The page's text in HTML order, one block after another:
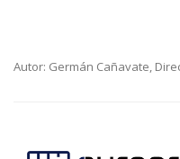
Autor: Germán Cañavate,